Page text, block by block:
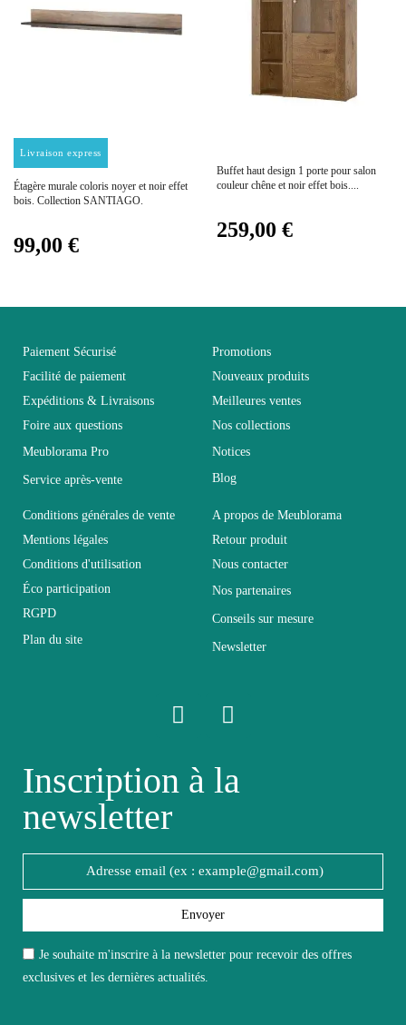
Coloris
Empilable Non Empilable
Entretien
Facile d'entretien avec un
Fixe Non fixe
Garantie
Longueur
Style du
Type de
Vaisselier
Livraison express
Prix
Étagère murale coloris noyer et noir effet
bois. Collection SANTIAGO.
99,00 €
Buffet haut design 1 porte pour salon
couleur chêne et noir effet bois....
259,00 €
Paiement Sécurisé
Facilité de paiement
Expéditions & Livraisons
Foire aux questions
Meublorama Pro
Service après-vente
Promotions
Nouveaux produits
Meilleures ventes
Nos collections
Notices
Blog
Conditions générales de vente
Mentions légales
Conditions d'utilisation
Éco participation
RGPD
Plan du site
A propos de Meublorama
Retour produit
Nous contacter
Nos partenaires
Conseils sur mesure
Newsletter
Inscription à la
newsletter
Envoyer
Je souhaite m'inscrire à la newsletter pour recevoir des offres
exclusives et les dernières actualités.